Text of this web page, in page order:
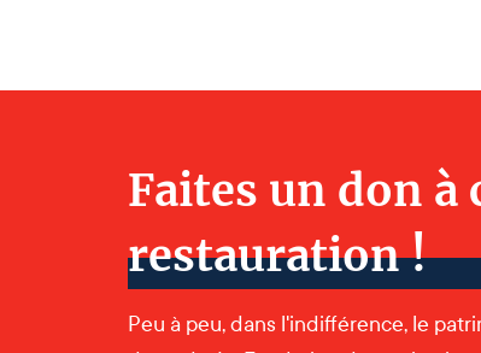
Faites un don à
restauration !
Peu à peu, dans l'indifférence, le